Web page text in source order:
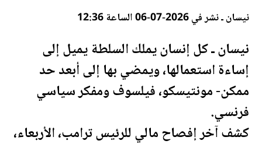
نيسان ـ نشر في 2026-07-06 الساعة 12:36
نيسان ـ كل إنسان يملك السلطة يميل إلى
إساءة استعمالها، ويمضي بها إلى أبعد حد
ممكن- مونتيسكو، فيلسوف ومفكر سياسي
فرنسي.
كشف آخر إفصاح مالي للرئيسترامب، الأربعاء،